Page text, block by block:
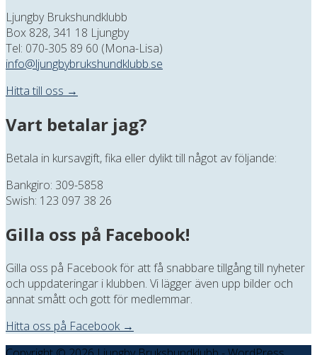
Ljungby Brukshundklubb
Box 828, 341 18 Ljungby
Tel: 070-305 89 60 (Mona-Lisa)
info@ljungbybrukshundklubb.se
Hitta till oss →
Vart betalar jag?
Betala in kursavgift, fika eller dylikt till något av följande:
Bankgiro: 309-5858
Swish: 123 097 38 26
Gilla oss på Facebook!
Gilla oss på Facebook för att få snabbare tillgång till nyheter
och uppdateringar i klubben. Vi lägger även upp bilder och
annat smått och gott för medlemmar.
Hitta oss på Facebook →